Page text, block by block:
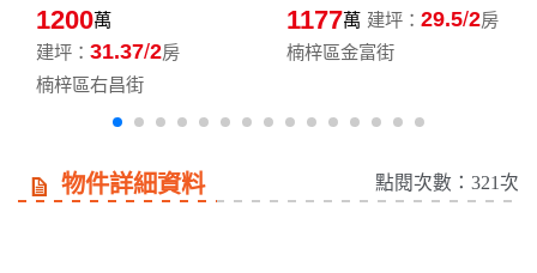
1200萬
建坪： 31.37 2房
楠梓區右昌街
1177萬 建坪： 29.5 2房
楠梓區金富街
物件詳細資料 點閱次數：321次